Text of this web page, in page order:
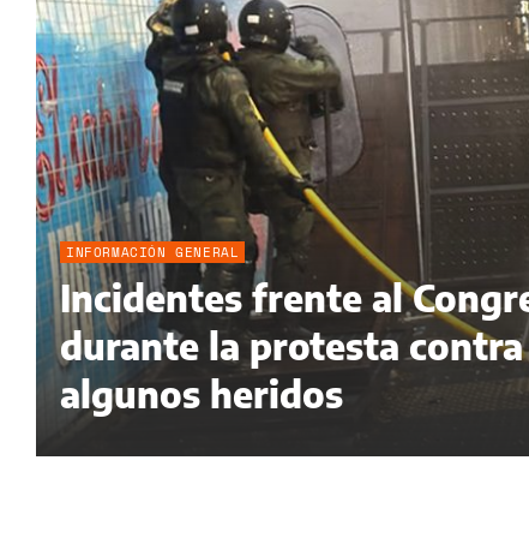
INFORMACIÓN GENERAL
Incidentes frente al
durante la protesta
algunos heridos